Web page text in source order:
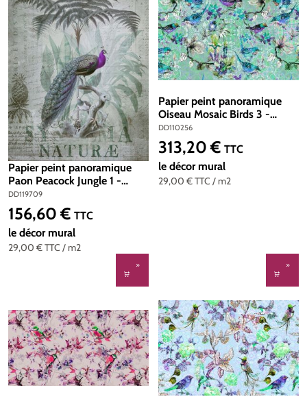
Papier peint panoramique
Paon Peacock Jungle 1 -
Référence DD119709 -
Intissé 200g/m2 - Standard
200 x 270
DD119709
29,00 €TTC / m2
Prix régulier :
156,60 € TTC
le décor mural
Papier peint panoramique
Oiseau Mosaic Birds 3 -
Référence DD110256 -
Intissé 200g/m2 - Standard
400 x 270
DD110256
29,00 €TTC / m2
Prix régulier :
313,20 € TTC
le décor mural